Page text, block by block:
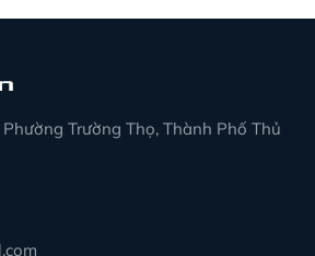
Trường Thọ, Thành Phố Thủ